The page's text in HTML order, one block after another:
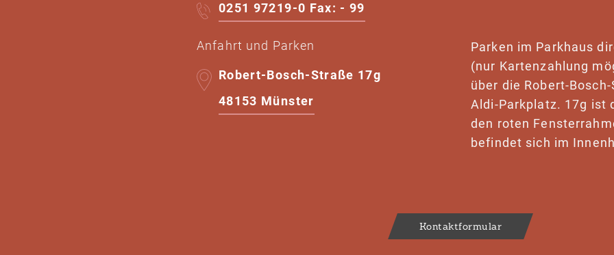
0251 97219-0 Fax: - 99
Anfahrt und Parken
Robert-Bosch-Straße 17g
48153 Münster
Parken im Parkhaus
(nur Kartenzahlung
über die Robert-
Aldi-Parkplatz. 17g ist
den roten
befindet sich im
Kontaktformular